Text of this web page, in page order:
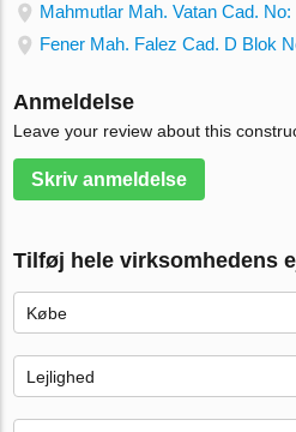
Mahmutlar Mah. Vatan Cad.
Fener Mah. Falez Cad. D Blok
Anmeldelse
Leave your review about this
Skriv anmeldelse
Tilføj hele virksomhedens
Købe
Lejlighed